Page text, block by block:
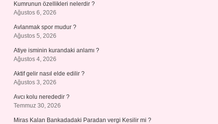
Kumrunun özellikleri nelerdir ?
Ağustos 6, 2026
Avlanmak spor mudur ?
Ağustos 5, 2026
Atiye isminin kurandaki anlamı ?
Ağustos 4, 2026
Aktif gelir nasıl elde edilir ?
Ağustos 3, 2026
Avcı kolu nerededir ?
Temmuz 30, 2026
Miras Kalan Bankadadaki Paradan vergi Kesilir mi ?